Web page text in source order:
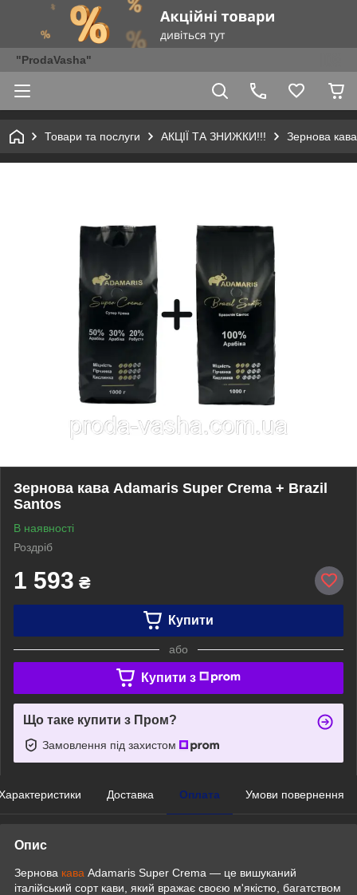
"ProdaVasha"
Товари та послуги АКЦІЇ ТА ЗНИЖКИ!!! Зернова
Зернова кава Adamaris Super Crema + Brazil
Santos
В наявності
Роздріб
1 593 ₴
Купити
або
Купити з
Що таке купити з Пром?
Замовлення під захистом
Доставка Оплата Умови повернення
Опис
Зернова кава Adamaris Super Crema — це вишуканий
італійський сорт кави, який вражає своєю м'якістю, багатством